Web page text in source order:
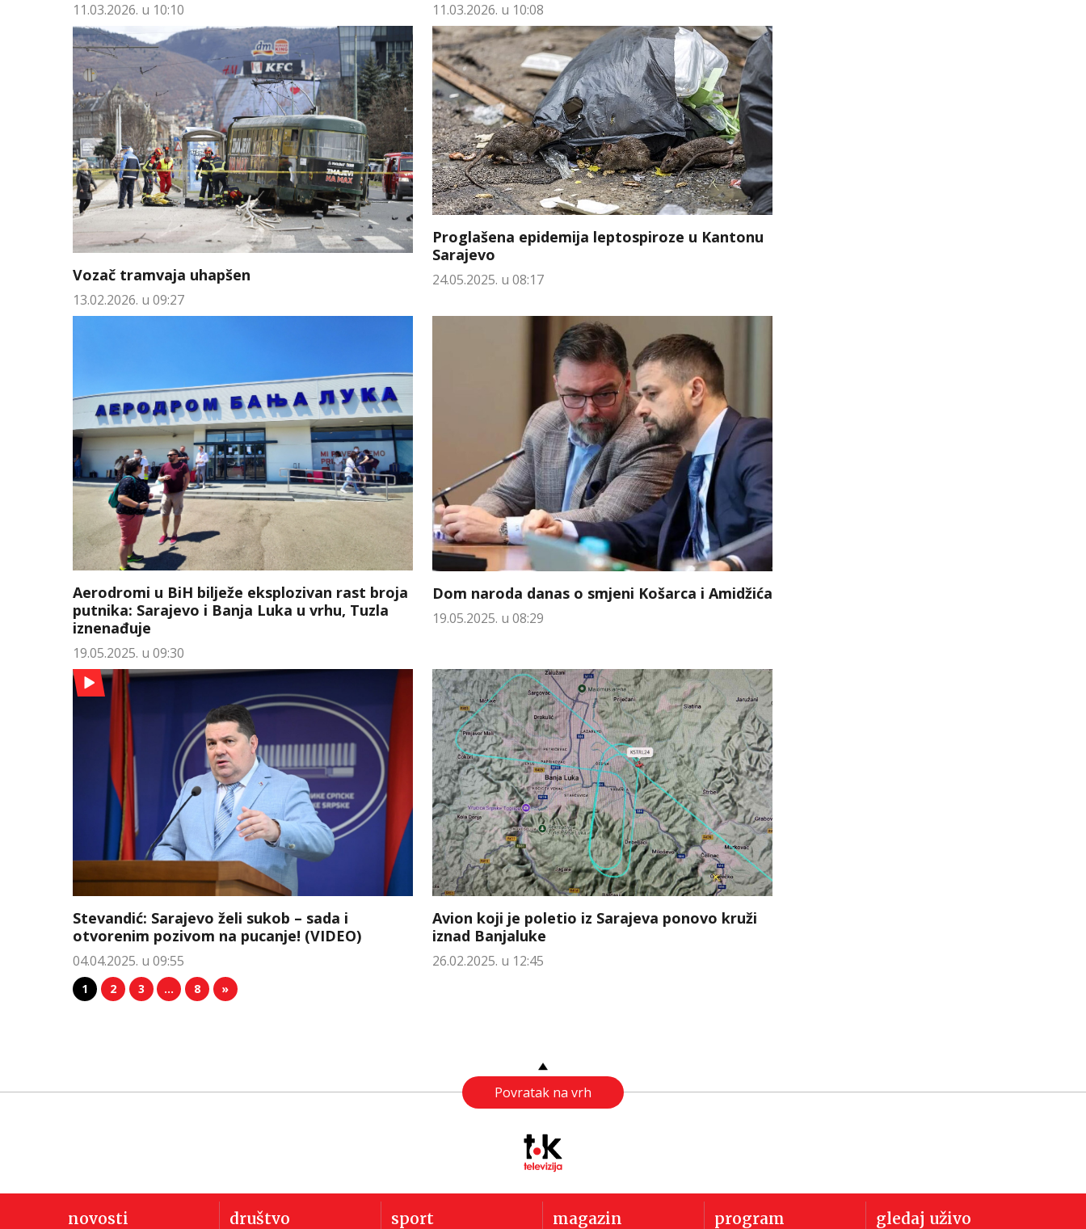
11.03.2026. u 10:10 11.03.2026. u 10:08
Vozač tramvaja uhapšen
13.02.2026. u 09:27
Proglašena epidemija leptospiroze u Kantonu
Sarajevo
24.05.2025. u 08:17
Aerodromi u BiH bilježe eksplozivan rast broja
putnika: Sarajevo i Banja Luka u vrhu, Tuzla
iznenađuje
19.05.2025. u 09:30
Dom naroda danas o smjeni Košarca i Amidžića
19.05.2025. u 08:29
Stevandić: Sarajevo želi sukob – sada i
otvorenim pozivom na pucanje! (VIDEO)
04.04.2025. u 09:55
Avion koji je poletio iz Sarajeva ponovo kruži
iznad Banjaluke
26.02.2025. u 12:45
1 2 3 … 8 »
Povratak na vrh
novosti društvo sport magazin program gledaj uživo